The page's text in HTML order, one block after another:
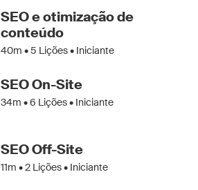
SEO e otimização de
conteúdo
40m •5 Lições • Iniciante
SEO On-Site
34m •6 Lições • Iniciante
SEO Off-Site
11m •2 Lições • Iniciante